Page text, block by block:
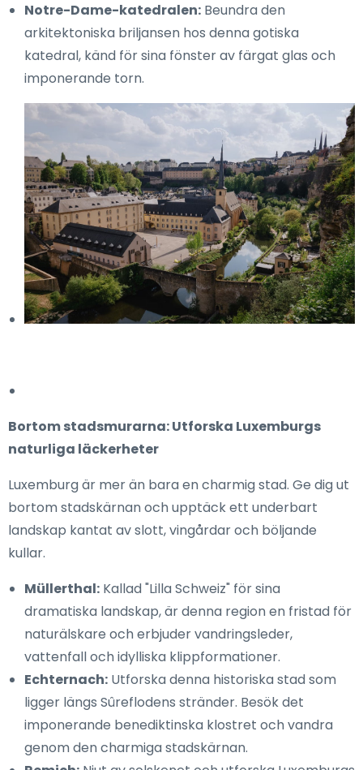
Notre-Dame-katedralen: Beundra den
arkitektoniska briljansen hos denna gotiska
katedral, känd för sina fönster av färgat glas och
imponerande torn.
Bortom stadsmurarna: Utforska Luxemburgs
naturliga läckerheter
Luxemburg är mer än bara en charmig stad. Ge dig ut
bortom stadskärnan och upptäck ett underbart
landskap kantat av slott, vingårdar och böljande
kullar.
Müllerthal: Kallad "Lilla Schweiz" för sina
dramatiska landskap, är denna region en fristad för
naturälskare och erbjuder vandringsleder,
vattenfall och idylliska klippformationer.
Echternach: Utforska denna historiska stad som
ligger längs Sûreflodens stränder. Besök det
imponerande benediktinska klostret och vandra
genom den charmiga stadskärnan.